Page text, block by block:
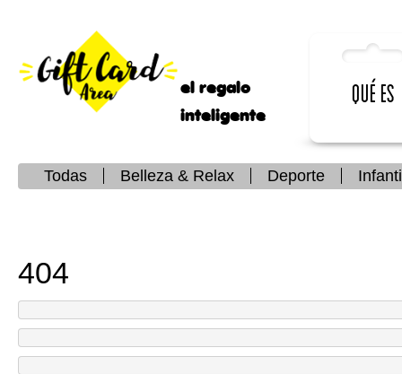
el regalo
inteligente
Qué es
Todas Belleza & Relax Deporte
404